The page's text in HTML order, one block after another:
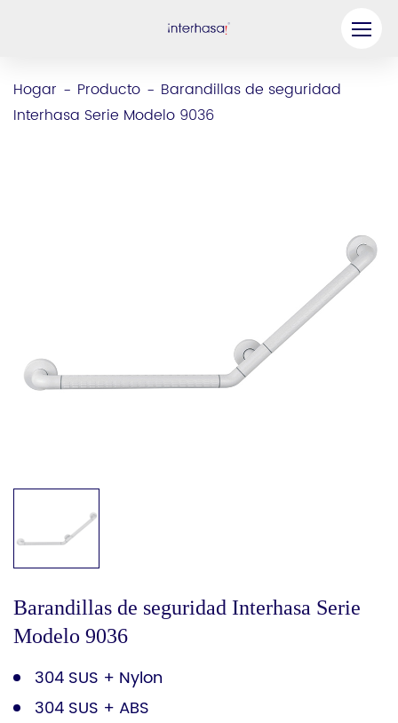
Hogar - Producto - Barandillas de seguridad
Interhasa Serie Modelo 9036
Barandillas de seguridad Interhasa Serie
Modelo 9036
304 SUS + Nylon
304 SUS + ABS
Compañía